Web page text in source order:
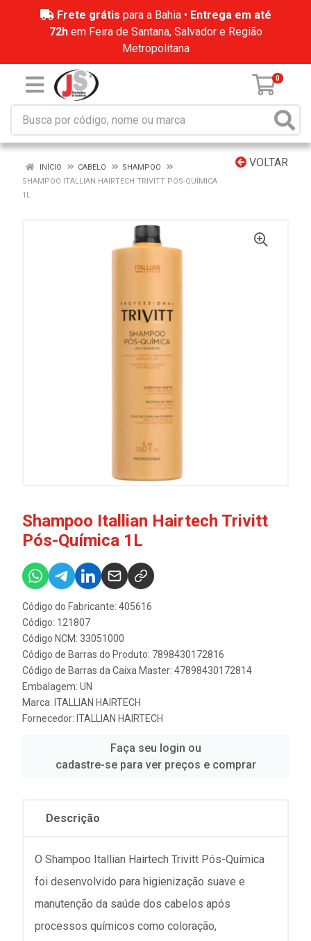
Frete grátis para a Bahia • Entrega em até
72hem Feira de Santana, Salvador e Região
Metropolitana
0
VOLTAR
INÍCIO CABELO
SHAMPOO
SHAMPOO ITALLIAN HAIRTECH TRIVITT PÓS-QUÍMICA
1L
Shampoo Itallian Hairtech Trivitt
Pós-Química 1L
Código do Fabricante: 405616
Código: 121807
Código NCM: 33051000
Código de Barras do Produto: 7898430172816
Código de Barras da Caixa Master: 47898430172814
Embalagem: UN
Marca: ITALLIAN HAIRTECH
Fornecedor: ITALLIAN HAIRTECH
Faça seu login ou
cadastre-se para ver preços e comprar
Descrição
O Shampoo Itallian Hairtech Trivitt Pós-Química
foi desenvolvido para higienização suave e
manutenção da saúde dos cabelos após
processos químicos como coloração,